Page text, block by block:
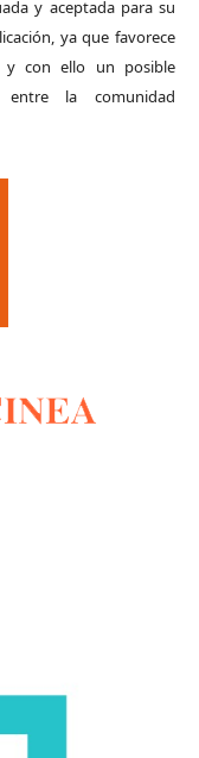
y aceptada para su
ya que favorece
y con ello un posible
la comunidad